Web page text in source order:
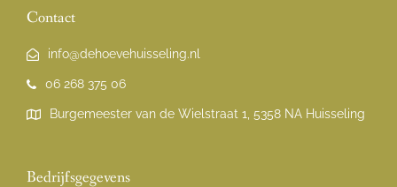
Contact
info@dehoevehuisseling.nl
06 268 375 06
Burgemeester van de Wielstraat 1, 5358 NA Huisseling
Bedrijfsgegevens